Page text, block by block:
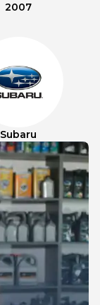
2007
Subaru